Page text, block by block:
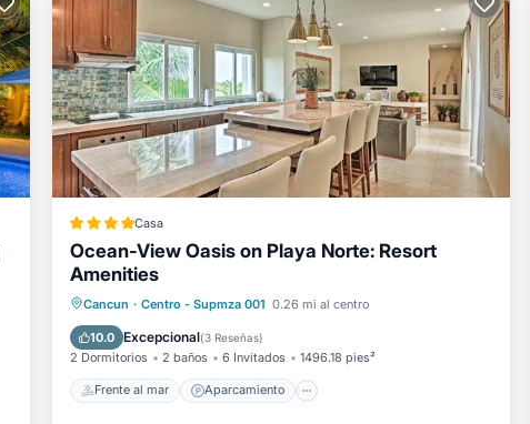
Casa
Ocean-View Oasis on Playa Norte: Resort
Amenities
Cancun · Centro - Supmza 001 0.26 mi al centro
10.0 Excepcional(3 Reseñas)
2 Dormitorios 2 baños 6 Invitados 1496.18 pies²
Frente al mar Aparcamiento
Frente al mar Aparcamiento
Vista al mar